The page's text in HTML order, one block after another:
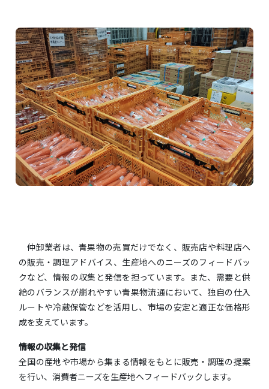
仲卸業者は、青果物の売買だけでなく、販売店や料理店へ
の販売・調理アドバイス、生産地へのニーズのフィードバッ
クなど、情報の収集と発信を担っています。また、需要と供
給のバランスが崩れやすい青果物流通において、独自の仕入
ルートや冷蔵保管などを活用し、市場の安定と適正な価格形
成を支えています。
情報の収集と発信
全国の産地や市場から集まる情報をもとに販売・調理の提案
を行い、消費者ニーズを生産地へフィードバックします。